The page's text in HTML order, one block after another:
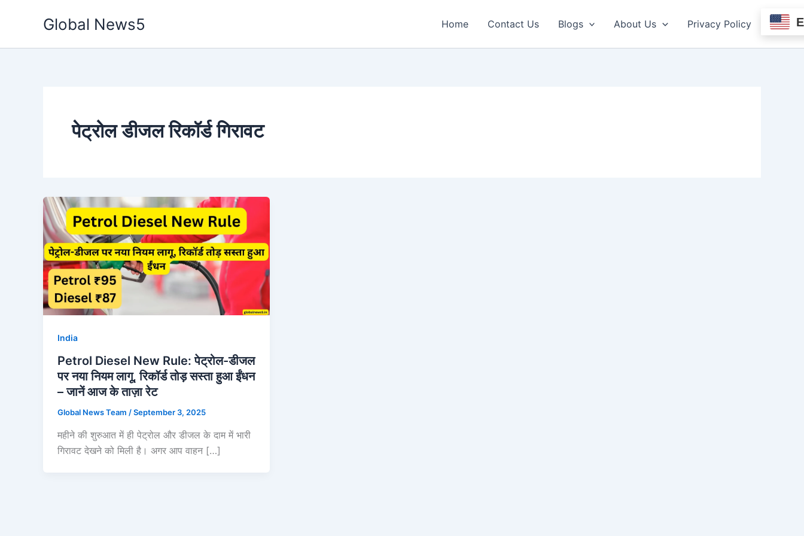
Global News5 Home Contact Us Blogs About Us Privacy Policy
पेट्रोल डीजल रिकॉर्ड गिरावट
India
Petrol Diesel New Rule: पेट्रोल-डीजल
पर नया नियम लागू, रिकॉर्ड तोड़ सस्ता हुआ ईंधन
– जानें आज के ताज़ा रेट
Global News Team /September 3, 2025
महीने की शुरुआत में ही पेट्रोल और डीजल के दाम में भारी
गिरावट देखने को मिली है। अगर आप वाहन […]